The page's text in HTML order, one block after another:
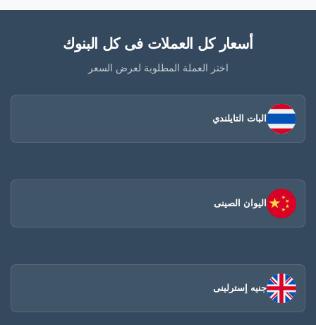
أسعار كل العملات فى كل البنوك
اختر العملة المطلوبة لعرض السعر
البات التايلندي
اليوان الصينى​
جنيه إسترلينى